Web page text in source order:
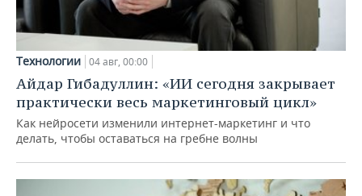
Технологии 04 авг, 00:00
Айдар Гибадуллин: «ИИ сегодня закрывает
практически весь маркетинговый цикл»
Как нейросети изменили интернет-маркетинг и что
делать, чтобы оставаться на гребне волны